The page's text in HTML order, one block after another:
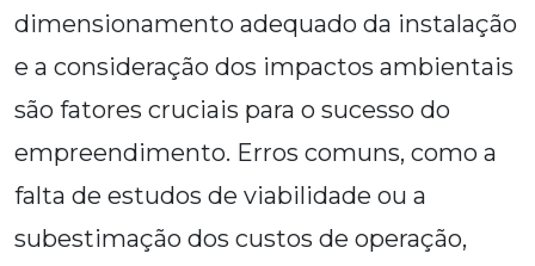
dimensionamento adequado da instalação
e a consideração dos impactos ambientais
são fatores cruciais para o sucesso do
empreendimento. Erros comuns, como a
falta de estudos de viabilidade ou a
subestimação dos custos de operação,